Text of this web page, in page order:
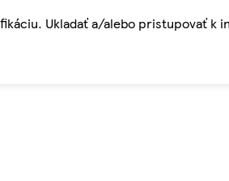
Ukladať a/alebo pristupovať k